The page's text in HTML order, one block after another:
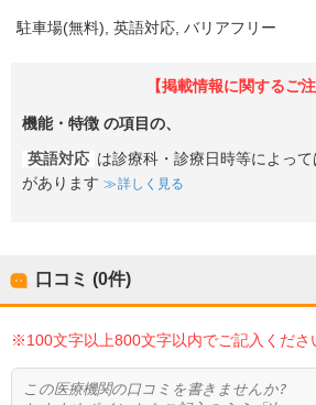
駐車場(無料) 英語対応 バリアフリー
【掲載情報に関するご注
機能・特徴 の項目の、
英語対応 は診療科・診療日時等によっ
があります
詳しく見る
口コミ (0件)
※100文字以上800文字以内でご記入くださ